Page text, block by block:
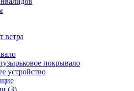
ветра
покрывало
устройство
(3)